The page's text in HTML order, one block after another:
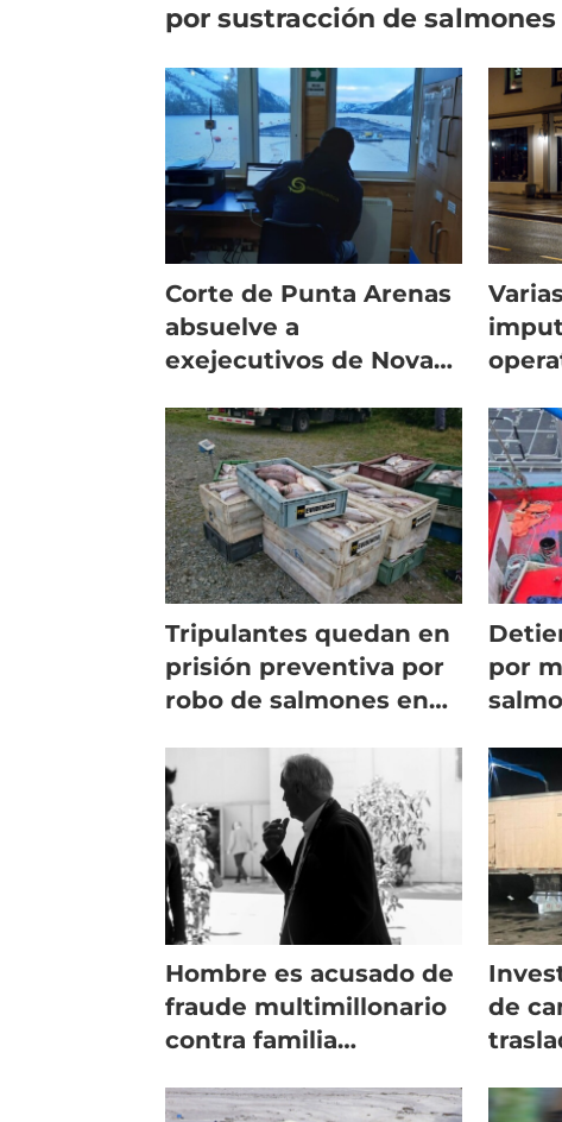
por sustracción de salmones
Corte de Punta Arenas
absuelve a
exejecutivos de Nova
contaminación de
aguas
de
Tripulantes quedan en
prisión preventiva por
robo de salmones en
por
Hombre es acusado de
fraude multimillonario
contra familia
salmonicultora
de